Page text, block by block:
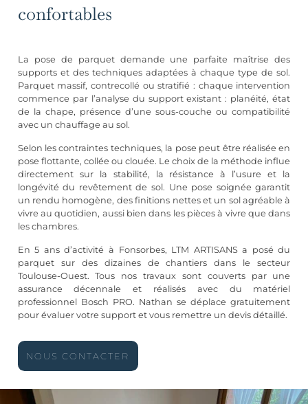
confortables
La pose de parquet demande une parfaite maîtrise des
supports et des techniques adaptées à chaque type de sol.
Parquet massif, contrecollé ou stratifié : chaque intervention
commence par l’analyse du support existant : planéité, état
de la chape, présence d’une sous-couche ou compatibilité
avec un chauffage au sol.
Selon les contraintes techniques, la pose peut être réalisée en
pose flottante, collée ou clouée. Le choix de la méthode influe
directement sur la stabilité, la résistance à l’usure et la
longévité du revêtement de sol. Une pose soignée garantit
un rendu homogène, des finitions nettes et un sol agréable à
vivre au quotidien, aussi bien dans les pièces à vivre que dans
les chambres.
En 5 ans d’activité à Fonsorbes, LTM ARTISANS a posé du
parquet sur des dizaines de chantiers dans le secteur
Toulouse-Ouest. Tous nos travaux sont couverts par une
assurance décennale et réalisés avec du matériel
professionnel Bosch PRO. Nathan se déplace gratuitement
pour évaluer votre support et vous remettre un devis détaillé.
NOUS CONTACTER